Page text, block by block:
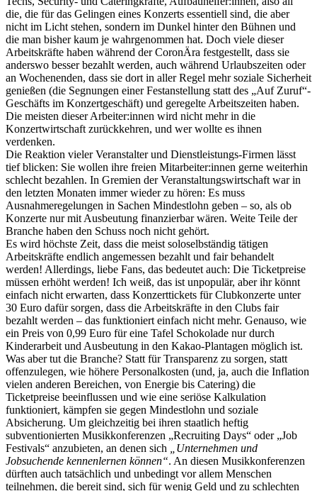
die, die für das Gelingen eines Konzerts essentiell sind, die aber
nicht im Licht stehen, sondern im Dunkel hinter den Bühnen und
die man bisher kaum je wahrgenommen hat. Doch viele dieser
Arbeitskräfte haben während der CoronÄra festgestellt, dass sie
anderswo besser bezahlt werden, auch während Urlaubszeiten oder
an Wochenenden, dass sie dort in aller Regel mehr soziale Sicherheit
genießen (die Segnungen einer Festanstellung statt des „Auf Zuruf“-
Geschäfts im Konzertgeschäft) und geregelte Arbeitszeiten haben.
Die meisten dieser Arbeiter:innen wird nicht mehr in die
Konzertwirtschaft zurückkehren, und wer wollte es ihnen
verdenken.
Die Reaktion vieler Veranstalter und Dienstleistungs-Firmen lässt
tief blicken: Sie wollen ihre freien Mitarbeiter:innen gerne weiterhin
schlecht bezahlen. In Gremien der Veranstaltungswirtschaft war in
den letzten Monaten immer wieder zu hören: Es muss
Ausnahmeregelungen in Sachen Mindestlohn geben – so, als ob
Konzerte nur mit Ausbeutung finanzierbar wären. Weite Teile der
Branche haben den Schuss noch nicht gehört.
Es wird höchste Zeit, dass die meist soloselbständig tätigen
Arbeitskräfte endlich angemessen bezahlt und fair behandelt
werden! Allerdings, liebe Fans, das bedeutet auch: Die Ticketpreise
müssen erhöht werden! Ich weiß, das ist unpopulär, aber ihr könnt
einfach nicht erwarten, dass Konzerttickets für Clubkonzerte unter
30 Euro dafür sorgen, dass die Arbeitskräfte in den Clubs fair
bezahlt werden – das funktioniert einfach nicht mehr. Genauso, wie
ein Preis von 0,99 Euro für eine Tafel Schokolade nur durch
Kinderarbeit und Ausbeutung in den Kakao-Plantagen möglich ist.
Was aber tut die Branche? Statt für Transparenz zu sorgen, statt
offenzulegen, wie höhere Personalkosten (und, ja, auch die Inflation
vielen anderen Bereichen, von Energie bis Catering) die
Ticketpreise beeinflussen und wie eine seriöse Kalkulation
funktioniert, kämpfen sie gegen Mindestlohn und soziale
Absicherung. Um gleichzeitig bei ihren staatlich heftig
subventionierten Musikkonferenzen „Recruiting Days“ oder „Job
Festivals“ anzubieten, an denen sich „Unternehmen und
Jobsuchende kennenlernen können“. An diesen Musikkonferenzen
dürften auch tatsächlich und unbedingt vor allem Menschen
teilnehmen, die bereit sind, sich für wenig Geld und zu schlechten